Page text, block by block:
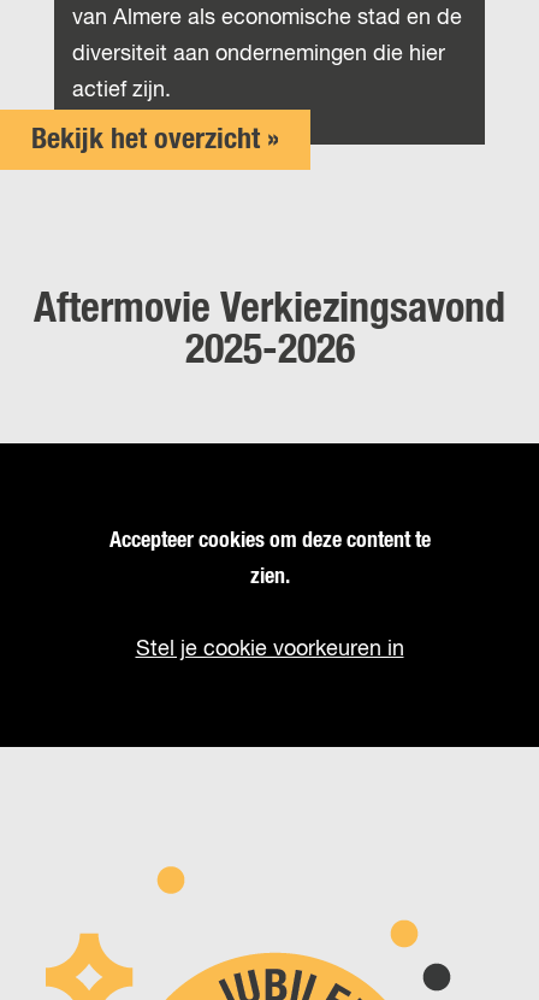
van Almere als economische stad en de
diversiteit aan ondernemingen die hier
actief zijn.
Bekijk het overzicht »
Aftermovie Verkiezingsavond
2025-2026
Accepteer cookies om deze content te
zien.
Stel je cookie voorkeuren in